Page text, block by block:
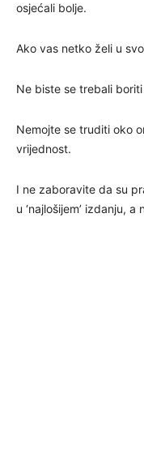
osjećali bolje.
Ako vas netko želi u
Ne biste se trebali
Nemojte se truditi oko
vrijednost.
I ne zaboravite da su
u ‘najlošijem’ izdanju, a